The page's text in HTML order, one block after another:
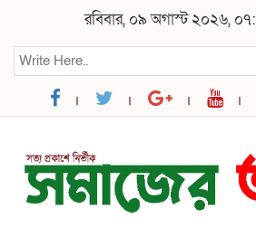
রবিবার, ০৯ অগাস্ট ২০২৬,